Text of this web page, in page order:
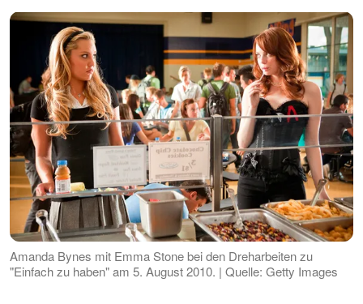
Amanda Bynes mit Emma Stone bei den Dreharbeiten zu
"Einfach zu haben" am 5. August 2010. | Quelle: Getty Images